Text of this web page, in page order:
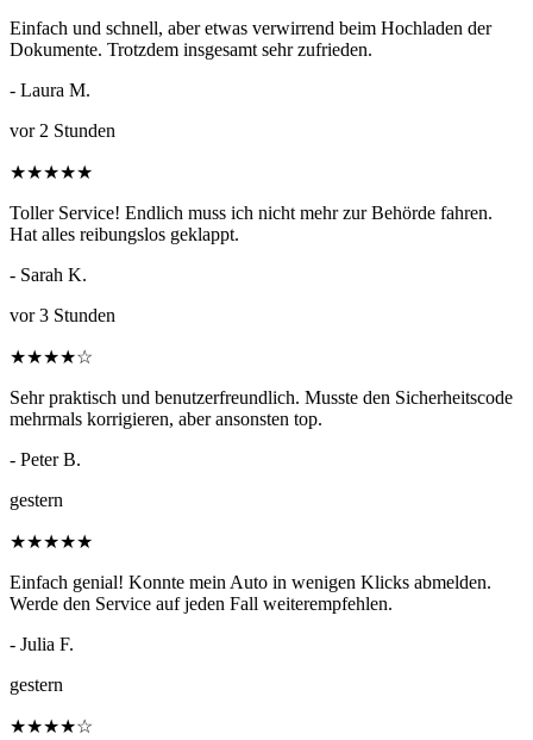
Einfach und schnell, aber etwas verwirrend beim Hochladen der
Dokumente. Trotzdem insgesamt sehr zufrieden.
- Laura M.
vor 2 Stunden
★★★★★
Toller Service! Endlich muss ich nicht mehr zur Behörde fahren.
Hat alles reibungslos geklappt.
- Sarah K.
vor 3 Stunden
★★★★☆
Sehr praktisch und benutzerfreundlich. Musste den Sicherheitscode
mehrmals korrigieren, aber ansonsten top.
- Peter B.
gestern
★★★★★
Einfach genial! Konnte mein Auto in wenigen Klicks abmelden.
Werde den Service auf jeden Fall weiterempfehlen.
- Julia F.
gestern
★★★★☆